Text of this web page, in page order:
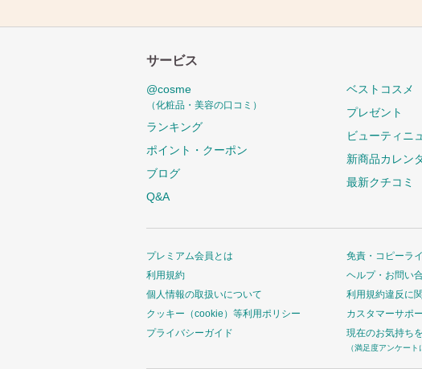
サービス
@cosme
（化粧品・美容の口コミ）
ランキング
ポイント・クーポン
ブログ
Q&A
ベストコスメ
プレゼント
ビューティニ
新商品カレン
最新クチコミ
プレミアム会員とは
利用規約
個人情報の取扱いについて
クッキー（cookie）等利用ポリシー
プライバシーガイド
免責・コピーラ
ヘルプ・お問い
利用規約違反に
カスタマーサポ
現在のお気持ち
（満足度アンケート